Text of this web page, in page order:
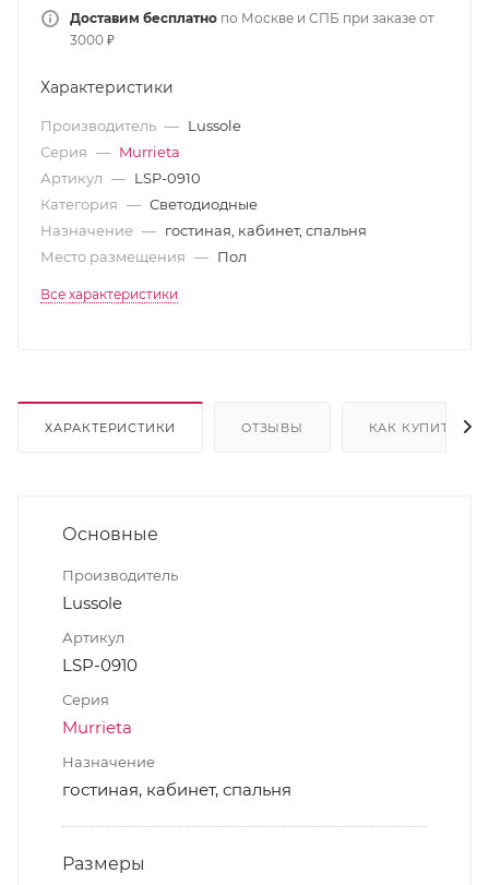
Доставим бесплатно по Москве и СПБ при заказе от
3000 ₽
Характеристики
Производитель — Lussole
Серия — Murrieta
Артикул — LSP-0910
Категория — Светодиодные
Назначение — гостиная, кабинет, спальня
Место размещения — Пол
Все характеристики
ХАРАКТЕРИСТИКИ ОТЗЫВЫ КАК КУПИТЬ
Основные
Производитель
Lussole
Артикул
LSP-0910
Серия
Murrieta
Назначение
гостиная, кабинет, спальня
Размеры